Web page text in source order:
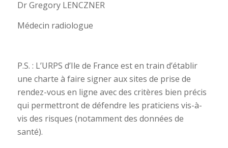
Dr Gregory LENCZNER
Médecin radiologue
P.S. : L’URPS d’Ile de France est en train d’établir
une charte à faire signer aux sites de prise de
rendez-vous en ligne avec des critères bien précis
qui permettront de défendre les praticiens vis-à-
vis des risques (notamment des données de
santé).